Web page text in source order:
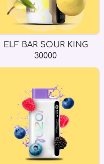
ELF BAR SOUR KING
30000